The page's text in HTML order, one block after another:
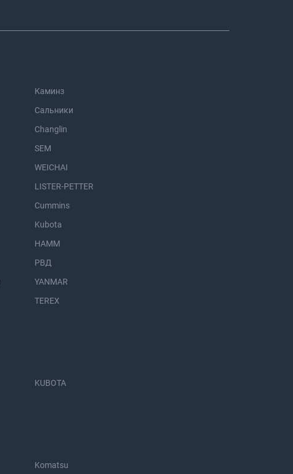
Каминз
Сальники
Changlin
SEM
WEICHAI
LISTER-PETTER
Cummins
Kubota
HAMM
РВД
YANMAR
TEREX
KUBOTA
Komatsu